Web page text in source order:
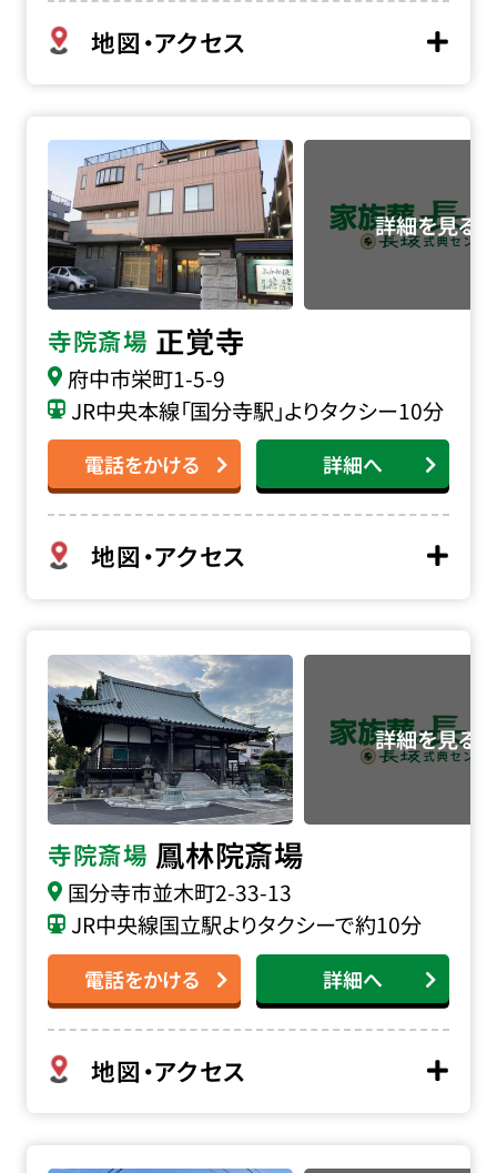
地図・アクセス
寺院斎場 正覚寺
府中市栄町1-5-9
JR中央本線「国分寺駅」よりタクシー10分
電話をかける 詳細へ
地図・アクセス
正覚寺の詳細へ
寺院斎場 鳳林院斎場
国分寺市並木町2-33-13
JR中央線国立駅よりタクシーで約10分
電話をかける 詳細へ
地図・アクセス